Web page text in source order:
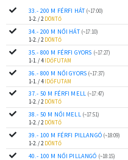
33.- 200 M FÉRFI HÁT (~17:00)
1-2. / 2DÖNTŐ
34.- 200 M NŐI HÁT (~17:10)
1-2. / 2 DÖNTŐ
35.- 800 M FÉRFI GYORS (~17:27)
1-1. / 4IDŐFUTAM
36.- 800 M NŐI GYORS (~17:37)
1-1. / 4IDŐFUTAM
37.- 50 M FÉRFI MELL (~17:47)
1-2. / 2 DÖNTŐ
38.- 50 M NŐI MELL (~17:51)
1-2. / 2 DÖNTŐ
39.- 100 M FÉRFI PILLANGÓ (~18:09)
1-2. / 2 DÖNTŐ
40.- 100 M NŐI PILLANGÓ (~18:15)